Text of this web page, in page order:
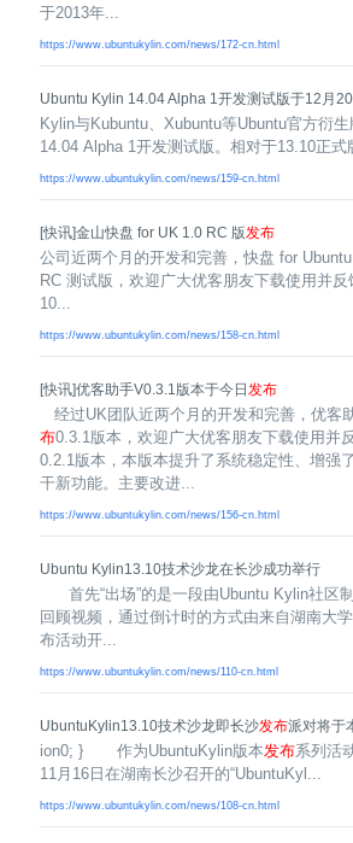
于2013年...
https://www.ubuntukylin.com/news/172-cn.html
Ubuntu Kylin 14.04 Alpha 1开发测试版于12月20
Kylin与Kubuntu、Xubuntu等Ubuntu官方衍
14.04 Alpha 1开发测试版。相对于13.10正式
https://www.ubuntukylin.com/news/159-cn.html
[快讯]金山快盘 for UK 1.0 RC 版发布
公司近两个月的开发和完善，快盘 for
RC 测试版，欢迎广大优客朋友下载使用并
10...
https://www.ubuntukylin.com/news/158-cn.html
[快讯]优客助手V0.3.1版本于今日 发布
经过UK团队近两个月的开发和完善，优客
布0.3.1版本，欢迎广大优客朋友下载使用并
0.2.1版本，本版本提升了系统稳定性、增强
干新功能。主要改进...
https://www.ubuntukylin.com/news/156-cn.html
Ubuntu Kylin13.10技术沙龙在长沙成功举行
首先“出场”的是一段由Ubuntu Kylin社区
回顾视频，通过倒计时的方式由来自湖南大
布活动开...
https://www.ubuntukylin.com/news/110-cn.html
UbuntuKylin13.10技术沙龙即长沙发布派对将于
ion0; } 作为UbuntuKylin版本发布系列活
11月16日在湖南长沙召开的“UbuntuKyl...
https://www.ubuntukylin.com/news/108-cn.html